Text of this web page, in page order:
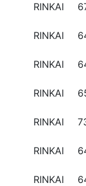
RINKAI
RINKAI
RINKAI
RINKAI
RINKAI
RINKAI
RINKAI